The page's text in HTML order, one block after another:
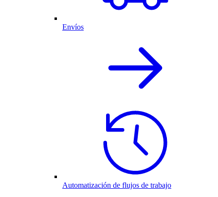
Envíos
Automatización de flujos de trabajo